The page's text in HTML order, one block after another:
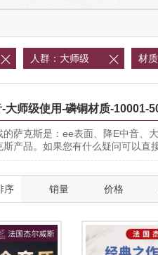
 人群：大师级  材
大师级使用-磷铜材质-10001-
萨克斯是：ee表面、降E中音、
产品。如果您有什么疑问可以直
序 销量 价格